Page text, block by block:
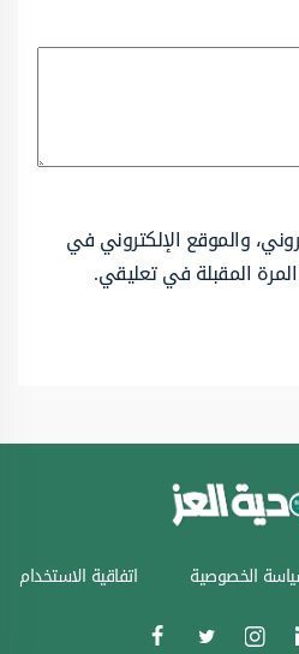
والموقع الإلكتروني في
المقبلة في تعليقي.
الخصوصية اتفاقية الاستخدام